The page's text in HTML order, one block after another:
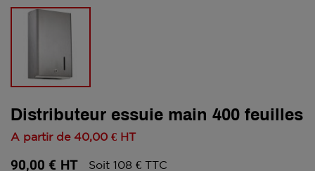
Distributeur essuie main 400 feuilles
A partir de 40,00 € HT
90,00 € HT Soit 108 € TTC